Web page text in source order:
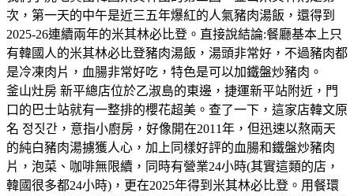
次，第一天的中午是近三五年爆紅的人氣豬肉湯飯，還得到
2025-26連續兩年的米其林必比登。直接說結論:餐廳基本上只
有韓國人的米其林必比登豬肉湯飯，湯頭非常好，不過豬肉都
是冷凍肉片，血腸非常好吃，特色是可以加鐵盤炒豬肉。
釜山灶房 新平總店位於乙淑島的東邊，捷運新平站附近，門
口的巴士站就有一整排的櫻花超美。查了一下，這家店韓文原
名 정짓간，意指小廚房，好像開在2011年，但迅速以熬兩天
的純白豬肉湯擄獲人心，加上同樣好評的血腸和鐵盤炒豬肉
片，泡菜、咖啡無限續，同時有營業24小時(其實這類的店，
韓國很多都24小時)，更在2025年得到米其林必比登。用餐環